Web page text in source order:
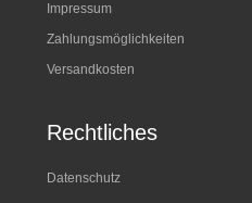
Impressum
Zahlungsmöglichkeiten
Versandkosten
Rechtliches
Datenschutz